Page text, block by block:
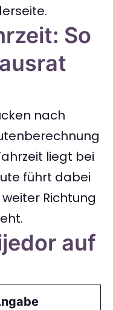
So
nach
liegt bei
führt dabei
Richtung
auf